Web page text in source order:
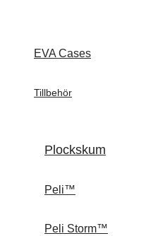
EVA Cases
Tillbehör
Plockskum
Peli™
Peli Storm™